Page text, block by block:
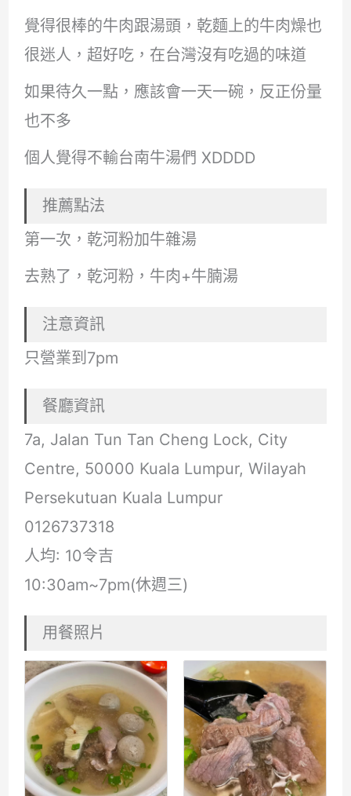
覺得很棒的牛肉跟湯頭，乾麵上的牛肉燥也
很迷人，超好吃，在台灣沒有吃過的味道
如果待久一點，應該會一天一碗，反正份量
也不多
個人覺得不輸台南牛湯們 XDDDD
推薦點法
第一次，乾河粉加牛雜湯
去熟了，乾河粉，牛肉+牛腩湯
注意資訊
只營業到7pm
餐廳資訊
7a, Jalan Tun Tan Cheng Lock, City
Centre, 50000 Kuala Lumpur, Wilayah
Persekutuan Kuala Lumpur
0126737318
人均: 10令吉
10:30am~7pm(休週三)
用餐照片